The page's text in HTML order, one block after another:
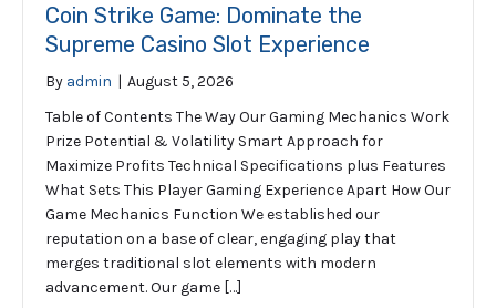
Coin Strike Game: Dominate the
Supreme Casino Slot Experience
By admin | August 5, 2026
Table of Contents The Way Our Gaming Mechanics Work
Prize Potential & Volatility Smart Approach for
Maximize Profits Technical Specifications plus Features
What Sets This Player Gaming Experience Apart How Our
Game Mechanics Function We established our
reputation on a base of clear, engaging play that
merges traditional slot elements with modern
advancement. Our game […]